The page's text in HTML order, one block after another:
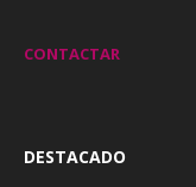
CONTACTAR
DESTACADO